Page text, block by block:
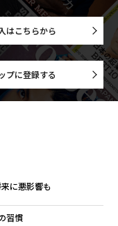
はこちらから
プに登録する
に悪影響も
習慣